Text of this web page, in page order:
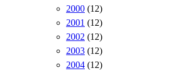
2000 (12)
2001 (12)
2002 (12)
2003 (12)
2004 (12)